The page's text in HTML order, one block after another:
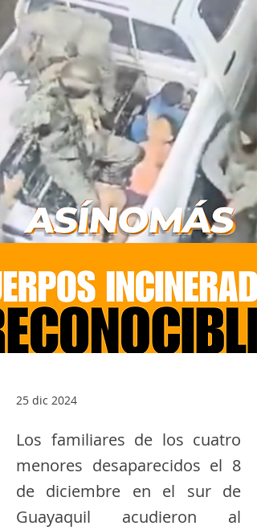
25 dic 2024
Los familiares de los cuatro
menores desaparecidos el 8
de diciembre en el sur de
Guayaquil acudieron al